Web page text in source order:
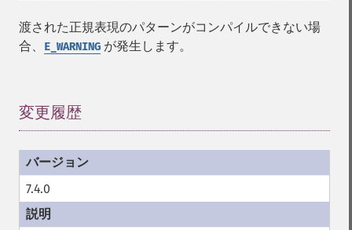
渡された正規表現のパターンがコンパイルできない場
合、
E_WARNING が発生します。
変更履歴
7.4.0